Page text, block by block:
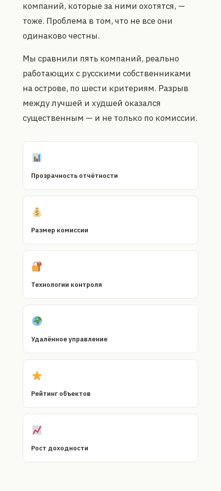
компаний, которые за ними охотятся, —
тоже. Проблема в том, что не все они
одинаково честны.
Мы сравнили пять компаний, реально
работающих с русскими собственниками
на острове, по шести критериям. Разрыв
между лучшей и худшей оказался
существенным — и не только по комиссии.
Прозрачность отчётности
Размер комиссии
Технологии контроля
Удалённое управление
Рейтинг объектов
Рост доходности